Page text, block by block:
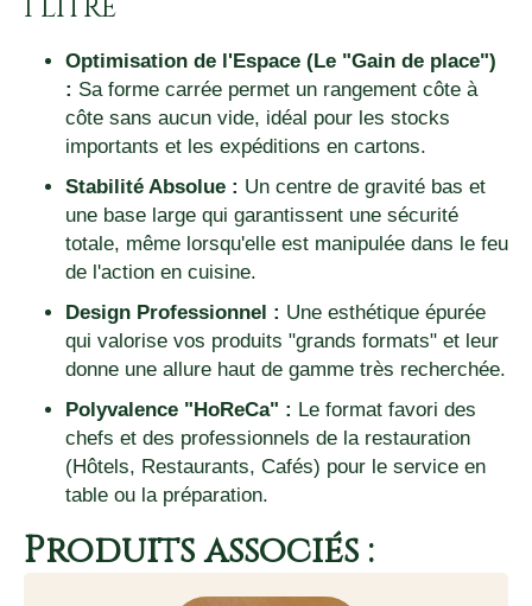
1 LITRE
Optimisation de l'Espace (Le "Gain de place")
: Sa forme carrée permet un rangement côte à
côte sans aucun vide, idéal pour les stocks
importants et les expéditions en cartons.
Stabilité Absolue : Un centre de gravité bas et
une base large qui garantissent une sécurité
totale, même lorsqu'elle est manipulée dans le feu
de l'action en cuisine.
Design Professionnel : Une esthétique épurée
qui valorise vos produits "grands formats" et leur
donne une allure haut de gamme très recherchée.
Polyvalence "HoReCa" : Le format favori des
chefs et des professionnels de la restauration
(Hôtels, Restaurants, Cafés) pour le service en
table ou la préparation.
Produits associés :